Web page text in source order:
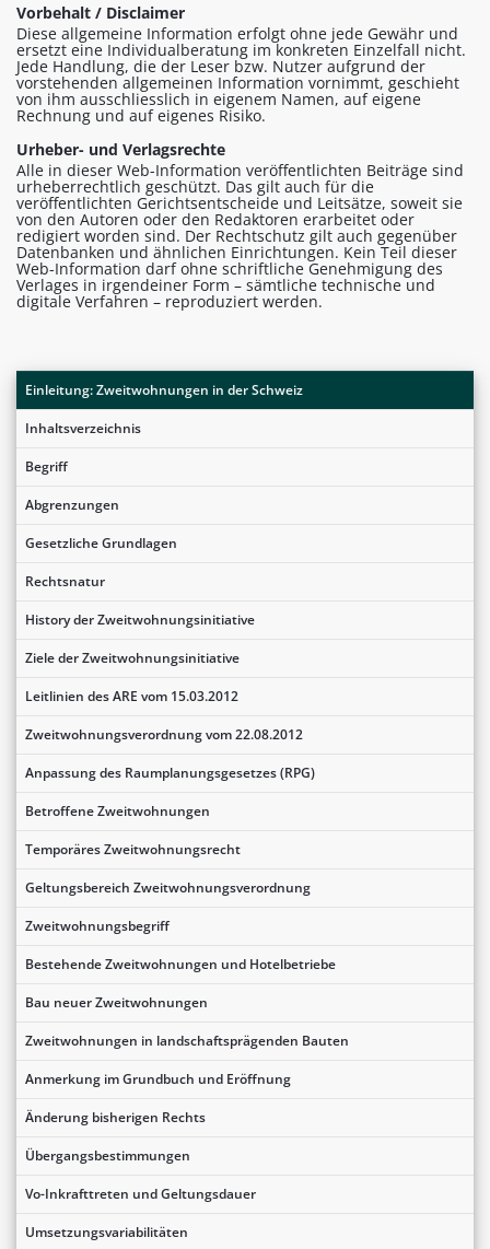
Einleitung: Zweitwohnungen in der Schweiz
Inhaltsverzeichnis
Begriff
Abgrenzungen
Gesetzliche Grundlagen
Rechtsnatur
History der Zweitwohnungsinitiative
Ziele der Zweitwohnungsinitiative
Leitlinien des ARE vom 15.03.2012
Zweitwohnungsverordnung vom 22.08.2012
Anpassung des Raumplanungsgesetzes (RPG)
Betroffene Zweitwohnungen
Temporäres Zweitwohnungsrecht
Geltungsbereich Zweitwohnungsverordnung
Zweitwohnungsbegriff
Bestehende Zweitwohnungen und Hotelbetriebe
Bau neuer Zweitwohnungen
Zweitwohnungen in landschaftsprägenden Bauten
Anmerkung im Grundbuch und Eröffnung
Änderung bisherigen Rechts
Übergangsbestimmungen
Vo-Inkrafttreten und Geltungsdauer
Umsetzungsvariabilitäten
Vorbehalt / Disclaimer
Diese allgemeine Information erfolgt ohne jede Gewähr und
ersetzt eine Individualberatung im konkreten Einzelfall nicht.
Jede Handlung, die der Leser bzw. Nutzer aufgrund der
vorstehenden allgemeinen Information vornimmt, geschieht
von ihm ausschliesslich in eigenem Namen, auf eigene
Rechnung und auf eigenes Risiko.
Urheber- und Verlagsrechte
Alle in dieser Web-Information veröffentlichten Beiträge sind
urheberrechtlich geschützt. Das gilt auch für die
veröffentlichten Gerichtsentscheide und Leitsätze, soweit sie
von den Autoren oder den Redaktoren erarbeitet oder
redigiert worden sind. Der Rechtschutz gilt auch gegenüber
Datenbanken und ähnlichen Einrichtungen. Kein Teil dieser
Web-Information darf ohne schriftliche Genehmigung des
Verlages in irgendeiner Form – sämtliche technische und
digitale Verfahren – reproduziert werden.